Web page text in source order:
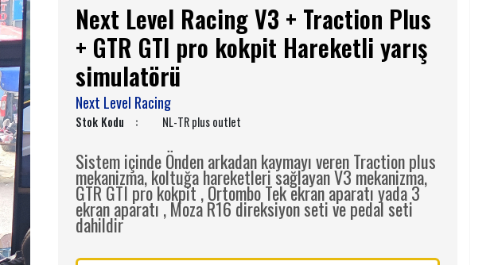
Next Level Racing V3 + Traction Plus
+ GTR GTI pro kokpit Hareketli yarış
simulatörü
Next Level Racing
Stok Kodu : NL-TR plus outlet
Sistem içinde Önden arkadan kaymayı veren Traction plus
mekanizma, koltuğa hareketleri sağlayan V3 mekanizma,
GTR GTI pro kokpit , Ortombo Tek ekran aparatı yada 3
ekran aparatı , Moza R16 direksiyon seti ve pedal seti
dahildir